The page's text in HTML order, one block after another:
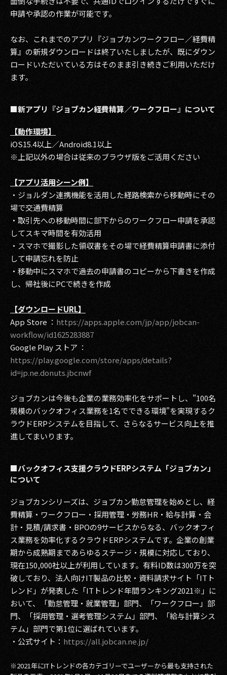
申請や承認の作業が可能です。
なお、これまでのアプリ『ジョブカンワークフロー／経費精
算』の新規ダウンロードは終了いたしましたが、既にダウン
ロードいただいている方はそのまま引き続きご利用いただけ
ます。
■新アプリ『ジョブカン経費精算／ワークフロー』について
【動作環境】
iOS15.4以上／Android8.1以上
※上記以外の場合は従来のブラウザ版をご活用ください
【アプリ活用シーン例】
・ジョルダン連携機能を活用した経路検索から移動時にその
場で交通費精算
・取引先への移動時間に部下からのワークフロー申請を承認
してスキマ時間を有効活用
・スマホで撮影した領収書をその場で経費精算申請書に添付
して申請忘れを防止
・移動中にスマホで過去の申請書のコピーから下書きを作成
し、帰社後にPCで続きを作成
【ダウンロードURL】
App Store ： https://apps.apple.com/jp/app/jobcan-
workflow/id1625283887
Google Play ストア ：
https://play.google.com/store/apps/details?
id=jp.ne.donuts.jbcnwf
ジョブカンは今後も企業の業務効率化をサポートし、"100名
規模のバックオフィス業務を1名でできる環境"を実現するク
ラウドERPシステムを目指して、さらなるサービス向上を推
進してまいります。
■バックオフィス支援クラウドERPシステム「ジョブカン」
について
ジョブカンシリーズは、ジョブカン勤怠管理を始めとし、経
費精算・ワークフロー・採用管理・労務HR・給与計算・会
計・見積/請求書・BPOの9サービスからなる、バックオフィ
ス業務を効率化するクラウドERPシステムです。企業の創業
期から成熟期まであらゆるステージ・規模に対応しており、
現在150,000社以上が利用しています。有料ID数は300万を突
破しており、法人向けIT製品の比較・資料請求サイト「ITト
レンド」が発表した「ITトレンド年間ランキング2021※」に
おいて、「勤怠管理・就業管理」部門、「ワークフロー」部
門、「採用管理・選考管理システム」部門、「給与計算シス
テム」部門で第1位に選ばれています。
・公式サイト： https://all.jobcan.ne.jp/
※2021年にITトレンドの各カテゴリーでユーザーから最も支持された